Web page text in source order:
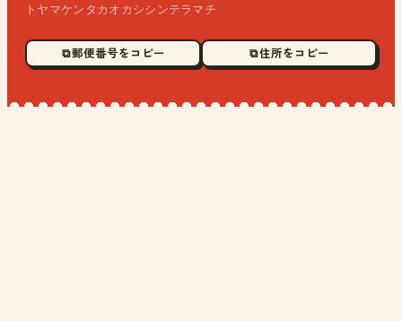
トヤマケンタカオカシシンテラマチ
⧉ 郵便番号をコピー ⧉ 住所をコピー